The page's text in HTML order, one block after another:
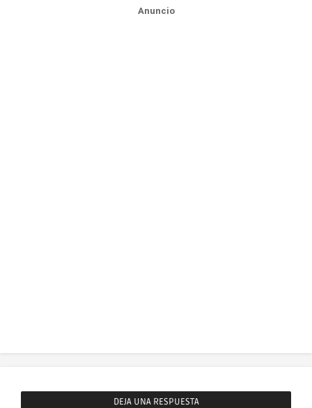
Anuncio
DEJA UNA RESPUESTA